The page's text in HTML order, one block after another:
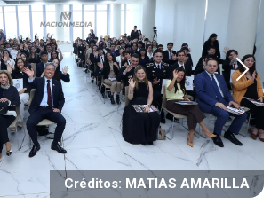
Créditos: MATIAS AMARILLA